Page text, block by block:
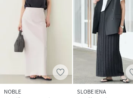
NOBLE
SLOBE IENA